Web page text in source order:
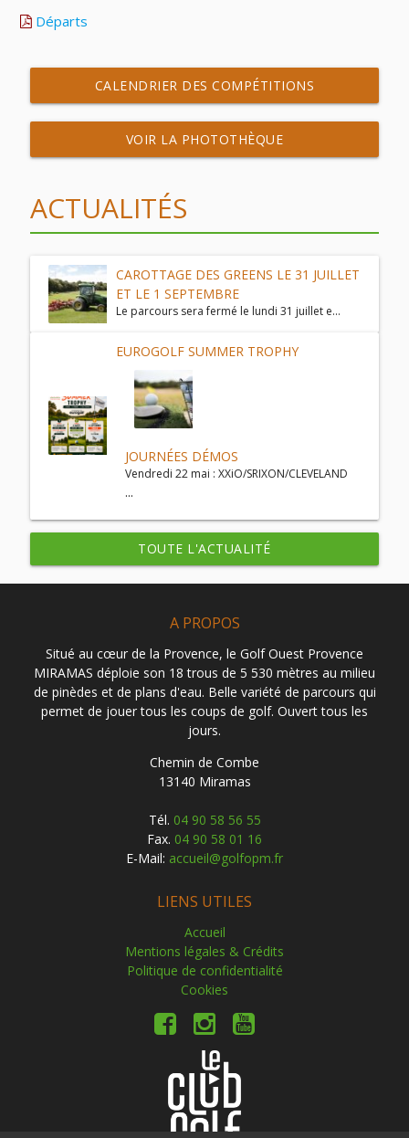
Départs
CALENDRIER DES COMPÉTITIONS
VOIR LA PHOTOTHÈQUE
ACTUALITÉS
CAROTTAGE DES GREENS LE 31 JUILLET
ET LE 1 SEPTEMBRE
Le parcours sera fermé le lundi 31 juillet e...
EUROGOLF SUMMER TROPHY
JOURNÉES DÉMOS
Vendredi 22 mai : XXiO/SRIXON/CLEVELAND
...
TOUTE L'ACTUALITÉ
A PROPOS
Situé au cœur de la Provence, le Golf Ouest Provence
MIRAMAS déploie son 18 trous de 5 530 mètres au milieu
de pinèdes et de plans d'eau. Belle variété de parcours qui
permet de jouer tous les coups de golf. Ouvert tous les
jours.
Chemin de Combe
13140 Miramas
Tél. 04 90 58 56 55
Fax. 04 90 58 01 16
E-Mail: accueil@golfopm.fr
LIENS UTILES
Accueil
Mentions légales & Crédits
Politique de confidentialité
Cookies